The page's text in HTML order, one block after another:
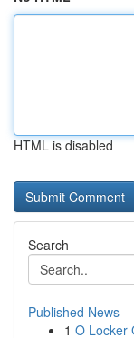
HTML is disabled
Search
Published News
1 Ô Locker